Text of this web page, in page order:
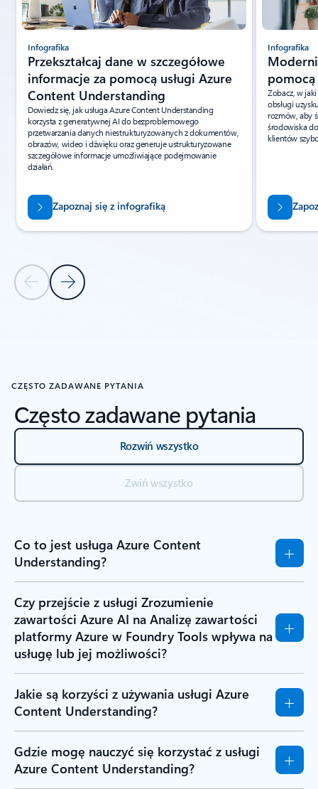
Poprzedni slajdNastępny slajd
Infografika
Przekształcaj dane w szczegółowe
informacje za pomocą usługi Azure
Content Understanding
Dowiedz się, jak usługa Azure Content Understanding
korzysta z generatywnej AI do bezproblemowego
przetwarzania danych niestrukturyzowanych z dokumentów,
obrazów, wideo i dźwięku oraz generuje ustrukturyzowane
szczegółowe informacje umożliwiające podejmowanie
działań.
Zapoznaj się z infografiką
Infografika
Zobacz, w
obsługi
rozmów, aby
środowiska
klientów
CZĘSTO ZADAWANE PYTANIA
Często zadawane pytania
Rozwiń wszystko
Zwiń wszystko
Co to jest usługa Azure Content
Understanding?
Czy przejście z usługi Zrozumienie
zawartości Azure AI na Analizę zawartości
platformy Azure w Foundry Tools wpływa na
usługę lub jej możliwości?
Jakie są korzyści z używania usługi Azure
Content Understanding?
Gdzie mogę nauczyć się korzystać z usługi
Azure Content Understanding?